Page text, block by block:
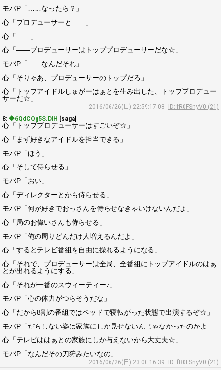
モバP「……なったら？」
心「プロデューサーと――」
心「――」
心「――プロデューサーはトッププロデューサーだな☆」
モバP「……なんだそれ」
心「そりゃあ、プロデューサーのトップだろ」
心「トップアイドルしゅがーはぁとを生み出した、トッププロデュー
サーだ☆」
2016/06/26(日) 22:59:17.08
ID: fR0FSnyV0 (21)
8: ◆6QdCQg5S.DlH [saga]
心「トッププロデューサーはすごいぞ☆」
心「まず好きなアイドルを担当できる」
モバP「ほう」
心「そして侍らせる」
モバP「おい」
心「ディレクターとかも侍らせる」
モバP「何が好きでおっさんを侍らせなきゃいけないんだよ」
心「局のお偉いさんも侍らせる」
モバP「俺の周りどんだけ人増えるんだよ」
心「するとテレビ番組を自由に操れるようになる」
心「それで、プロデューサーは全局、全番組にトップアイドルのはぁ
とが出れるようにする」
心「それが一番のスウィーティー♪」
モバP「心の体力がつらそうだな」
心「だから8割の番組ではベッドで寝転がった状態で出演するぞ☆」
モバP「だらしない姿は家族にしか見せないんじゃなかったのかよ」
心「テレビははぁとの家族にしか与えないから大丈夫☆」
モバP「なんだその刀狩みたいなの」
2016/06/26(日) 23:00:16.39
ID: fR0FSnyV0 (21)